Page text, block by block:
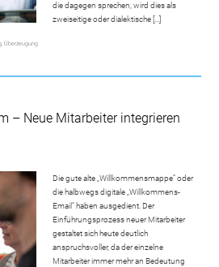
die dagegen sprechen, wird dies als
zweiseitige oder dialektische […]
,Überzeugung
– Neue Mitarbeiter integrieren
Die gute alte „Willkommensmappe“ oder
die halbwegs digitale „Willkommens-
Email“ haben ausgedient. Der
Einführungsprozess neuer Mitarbeiter
gestaltet sich heute deutlich
anspruchsvoller, da der einzelne
Mitarbeiter immer mehr an Bedeutung